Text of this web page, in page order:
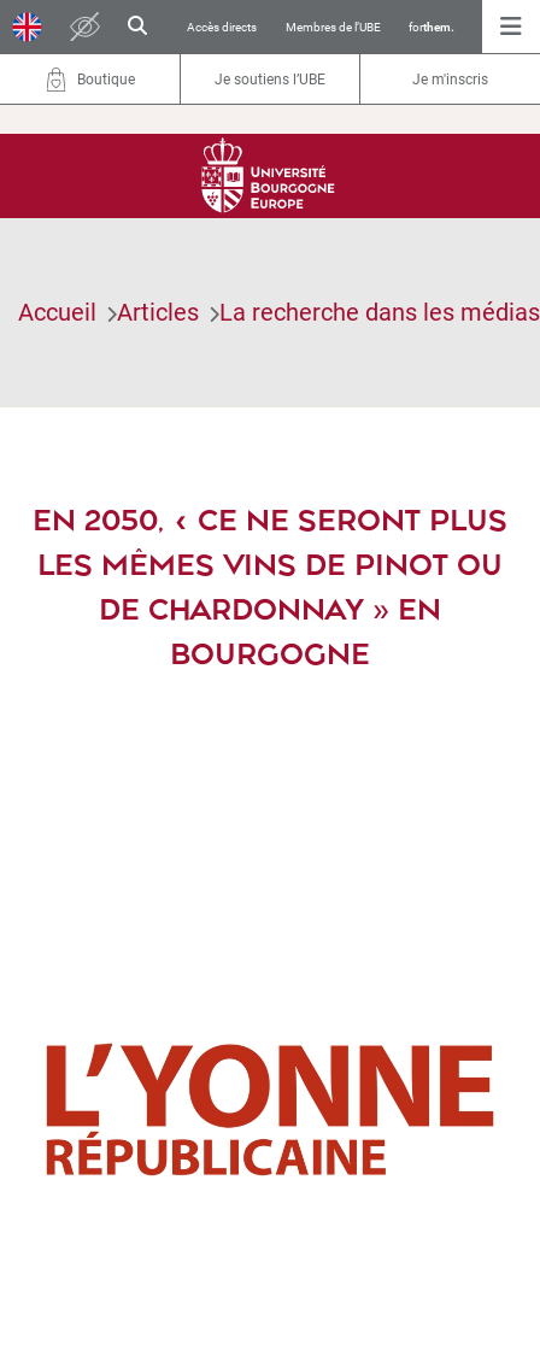
Accès directs Membres de l’UBE forthem.
Boutique Je soutiens l’UBE Je m'inscris
Accueil Articles La recherche dans les médias
EN 2050, « CE NE SERONT PLUS
LES MÊMES VINS DE PINOT OU
DE CHARDONNAY » EN
BOURGOGNE